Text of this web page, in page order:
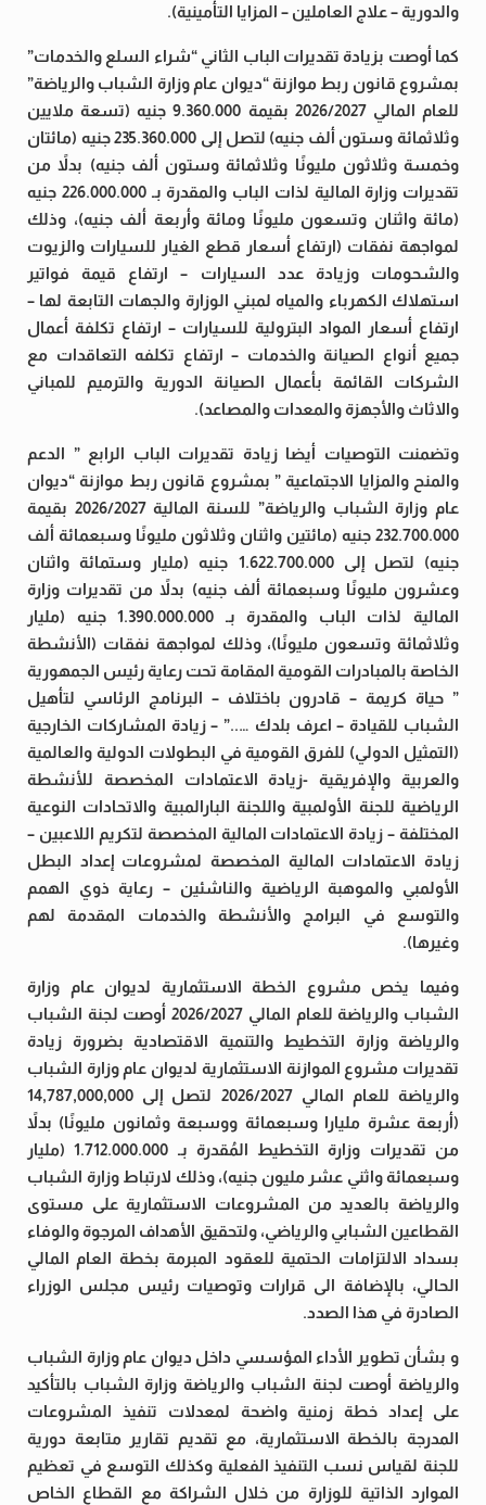
والدورية – علاج العاملين – المزايا التأمينية).
كما أوصت بزيادة تقديرات الباب الثاني “شراء السلع والخدمات”
بمشروع قانون ربط موازنة “ديوان عام وزارة الشباب والرياضة”
للعام المالي 2026/2027 بقيمة 9.360.000 جنيه (تسعة ملايين
وثلاثمائة وستون ألف جنيه) لتصل إلى 235.360.000 جنيه (مائتان
وخمسة وثلاثون مليونًا وثلاثمائة وستون ألف جنيه) بدلاً من
تقديرات وزارة المالية لذات الباب والمقدرة بـ 226.000.000 جنيه
(مائة واثنان وتسعون مليونًا ومائة وأربعة ألف جنيه)، وذلك
لمواجهة نفقات (ارتفاع أسعار قطع الغيار للسيارات والزيوت
والشحومات وزيادة عدد السيارات – ارتفاع قيمة فواتير
استهلاك الكهرباء والمياه لمبني الوزارة والجهات التابعة لها –
ارتفاع أسعار المواد البترولية للسيارات – ارتفاع تكلفة أعمال
جميع أنواع الصيانة والخدمات – ارتفاع تكلفه التعاقدات مع
الشركات القائمة بأعمال الصيانة الدورية والترميم للمباني
والاثاث والأجهزة والمعدات والمصاعد).
وتضمنت التوصيات أيضا زيادة تقديرات الباب الرابع ” الدعم
والمنح والمزايا الاجتماعية ” بمشروع قانون ربط موازنة “ديوان
عام وزارة الشباب والرياضة” للسنة المالية 2026/2027 بقيمة
232.700.000 جنيه (مائتين واثنان وثلاثون مليونًا وسبعمائة ألف
جنيه) لتصل إلى 1.622.700.000 جنيه (مليار وستمائة واثنان
وعشرون مليونًا وسبعمائة ألف جنيه) بدلاً من تقديرات وزارة
المالية لذات الباب والمقدرة بـ 1.390.000.000 جنيه (مليار
وثلاثمائة وتسعون مليونًا)، وذلك لمواجهة نفقات (الأنشطة
الخاصة بالمبادرات القومية المقامة تحت رعاية رئيس الجمهورية
” حياة كريمة – قادرون باختلاف – البرنامج الرئاسي لتأهيل
الشباب للقيادة – اعرف بلدك …..” – زيادة المشاركات الخارجية
(التمثيل الدولي) للفرق القومية في البطولات الدولية والعالمية
والعربية والإفريقية -زيادة الاعتمادات المخصصة للأنشطة
الرياضية للجنة الأولمبية واللجنة البارالمبية والاتحادات النوعية
المختلفة – زيادة الاعتمادات المالية المخصصة لتكريم اللاعبين –
زيادة الاعتمادات المالية المخصصة لمشروعات إعداد البطل
الأولمبي والموهبة الرياضية والناشئين – رعاية ذوي الهمم
والتوسع في البرامج والأنشطة والخدمات المقدمة لهم
وغيرها).
وفيما يخص مشروع الخطة الاستثمارية لديوان عام وزارة
الشباب والرياضة للعام المالي 2026/2027 أوصت لجنة الشباب
والرياضة وزارة التخطيط والتنمية الاقتصادية بضرورة زيادة
تقديرات مشروع الموازنة الاستثمارية لديوان عام وزارة الشباب
والرياضة للعام المالي 2026/2027 لتصل إلى 14,787,000,000
(أربعة عشرة مليارا وسبعمائة ووسبعة وثمانون مليونًا) بدلاً
من تقديرات وزارة التخطيط المُقدرة بـ 1.712.000.000 (مليار
وسبعمائة واثني عشر مليون جنيه)، وذلك لارتباط وزارة الشباب
والرياضة بالعديد من المشروعات الاستثمارية على مستوى
القطاعين الشبابي والرياضي، ولتحقيق الأهداف المرجوة والوفاء
بسداد الالتزامات الحتمية للعقود المبرمة بخطة العام المالي
الحالي، بالإضافة الى قرارات وتوصيات رئيس مجلس الوزراء
الصادرة في هذا الصدد.
و بشأن تطوير الأداء المؤسسي داخل ديوان عام وزارة الشباب
والرياضة أوصت لجنة الشباب والرياضة وزارة الشباب بالتأكيد
على إعداد خطة زمنية واضحة لمعدلات تنفيذ المشروعات
المدرجة بالخطة الاستثمارية، مع تقديم تقارير متابعة دورية
للجنة لقياس نسب التنفيذ الفعلية وكذلك التوسع في تعظيم
الموارد الذاتية للوزارة من خلال الشراكة مع القطاع الخاص